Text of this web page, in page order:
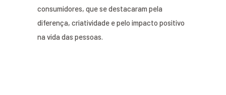
consumidores, que se destacaram pela
diferença, criatividade e pelo impacto positivo
na vida das pessoas.